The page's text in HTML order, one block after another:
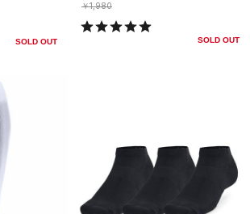
SOLD OUT
￥1,980
SOLD OUT